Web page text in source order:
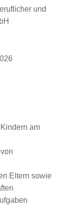
und
am
Eltern sowie